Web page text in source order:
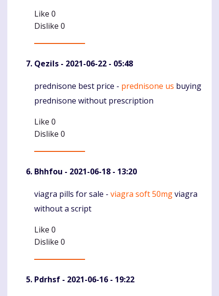
Like 0
Dislike 0
Qezils - 2021-06-22 - 05:48
Komentaras
prednisone best price - prednisone us buying
prednisone without prescription
Like 0
Dislike 0
Bhhfou - 2021-06-18 - 13:20
Komentaras
viagra pills for sale - viagra soft 50mgviagra
without a script
Like 0
Dislike 0
Pdrhsf - 2021-06-16 - 19:22